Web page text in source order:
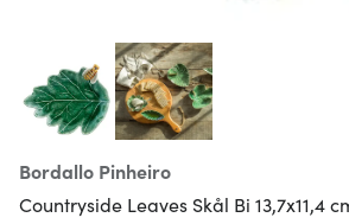
Bordallo Pinheiro
Countryside Leaves Skål Bi 13,7x11,4